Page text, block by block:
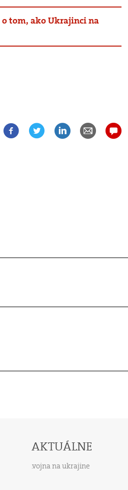
o tom, ako Ukrajinci na
AKTUÁLNE
vojna na ukrajine